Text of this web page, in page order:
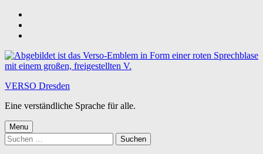
content
footer
VERSO Dresden
Eine verständliche Sprache für alle.
Menu
Suchen
nach: